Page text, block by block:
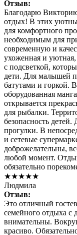
Отзыв:
Благодарю
отдых! В этих
для комфортного
необходимым для
современную и
ухоженная и
с подсветкой,
дети. Для малышей
батутами и горкой.
оборудованная
открывается
для рыбалки.
безопасность
прогулки. В
и сетевые
доброжелательны,
любой момент.
обязательно
★★★★★
Людмила
Отзыв:
Это отличный
семейного отдыха с
внимательны.
красиво.